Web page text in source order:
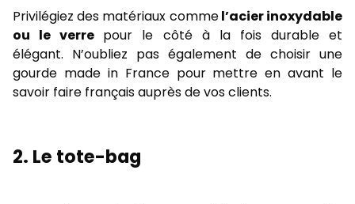
Privilégiez des matériaux commel’acier inoxydable
ou le verre pour le côté à la fois durable et
élégant. N’oubliez pas également de choisir une
gourde madein France pour mettre en avant le
savoir faire français auprès de vos clients.
2. Le tote-bag